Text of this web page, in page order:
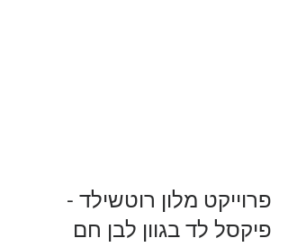
פרוייקט מלון רוטשילד -
פיקסל לד בגוון לבן חם